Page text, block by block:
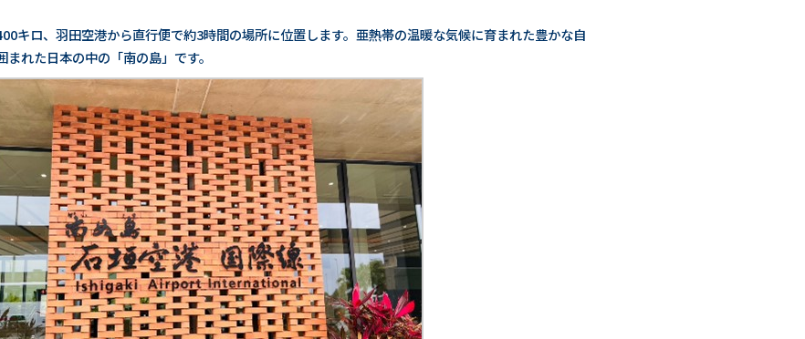
キロ、羽田空港から直行便で約3時間の場所に位置します。亜熱帯の温暖な気候に育まれた豊かな自
れた日本の中の「南の島」です。